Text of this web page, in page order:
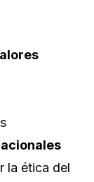
la ética del